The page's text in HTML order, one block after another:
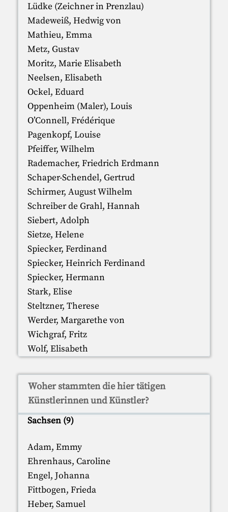
Lüdke (Zeichner in Prenzlau)
Madeweiß, Hedwig von
Mathieu, Emma
Metz, Gustav
Moritz, Marie Elisabeth
Neelsen, Elisabeth
Ockel, Eduard
Oppenheim (Maler), Louis
O’Connell, Frédérique
Pagenkopf, Louise
Pfeiffer, Wilhelm
Rademacher, Friedrich Erdmann
Schaper-Schendel, Gertrud
Schirmer, August Wilhelm
Schreiber de Grahl, Hannah
Siebert, Adolph
Sietze, Helene
Spiecker, Ferdinand
Spiecker, Heinrich Ferdinand
Spiecker, Hermann
Stark, Elise
Steltzner, Therese
Werder, Margarethe von
Wichgraf, Fritz
Wolf, Elisabeth
Woher stammten die hier tätigen
Künstlerinnen und Künstler?
Sachsen (9)
Adam, Emmy
Ehrenhaus, Caroline
Engel, Johanna
Fittbogen, Frieda
Heber, Samuel